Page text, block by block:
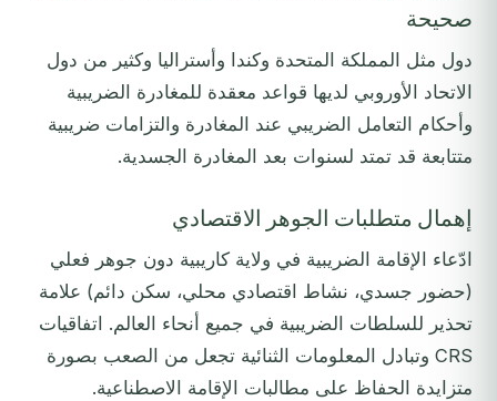
صحيحة
دول مثل المملكة المتحدة وكندا وأستراليا وكثير من دول
الاتحاد الأوروبي لديها قواعد معقدة للمغادرة الضريبية
وأحكام التعامل الضريبي عند المغادرة والتزامات ضريبية
متتابعة قد تمتد لسنوات بعد المغادرة الجسدية.
إهمال متطلبات الجوهر الاقتصادي
ادّعاء الإقامة الضريبية في ولاية كاريبية دون جوهر فعلي
(حضور جسدي، نشاط اقتصادي محلي، سكن دائم) علامة
تحذير للسلطات الضريبية في جميع أنحاء العالم. اتفاقيات
CRS وتبادل المعلومات الثنائية تجعل من الصعب بصورة
متزايدة الحفاظ على مطالبات الإقامة الاصطناعية.